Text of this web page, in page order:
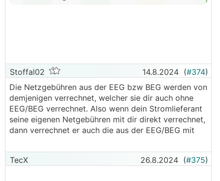
Stoffal02 14.8.2024 (#374)
Die Netzgebühren aus der EEG bzw BEG werden von
demjenigen verrechnet, welcher sie dir auch ohne
EEG/BEG verrechnet. Also wenn dein Stromlieferant
seine eigenen Netgebühren mit dir direkt verrechnet,
dann verrechnet er auch die aus der EEG/BEG mit
TecX 26.8.2024 (#375)